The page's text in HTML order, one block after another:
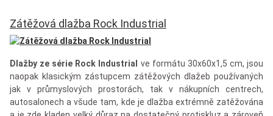
Zátěžová dlažba Rock Industrial
Dlažby ze série Rock Industrial ve formátu 30x60x1,5 cm, jsou
naopak klasickým zástupcem zátěžových dlažeb používaných
jak v průmyslových prostorách, tak v nákupních centrech,
autosalonech a všude tam, kde je dlažba extrémně zatěžována